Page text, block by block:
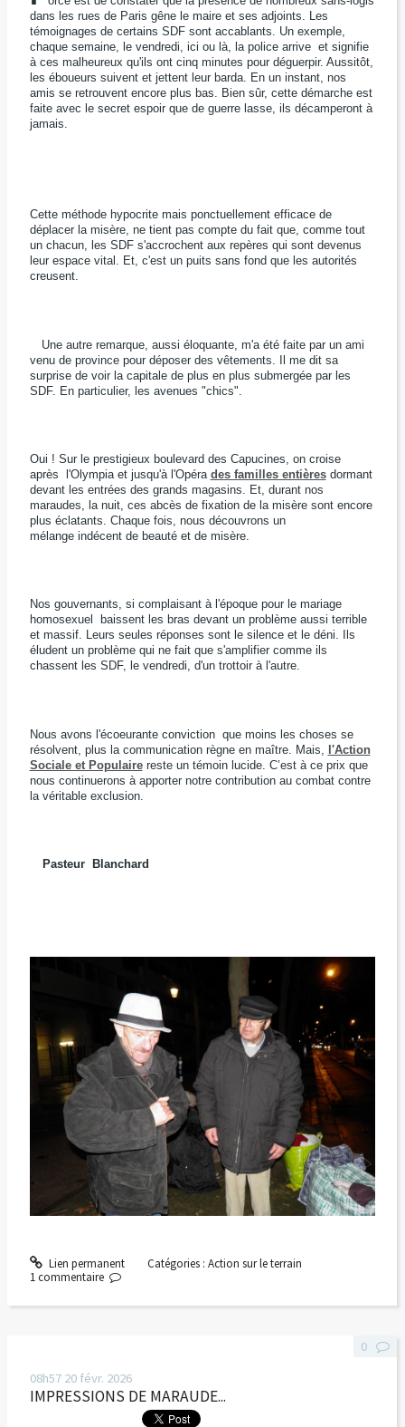
dans les rues de Paris gêne le maire et ses adjoints. Les
témoignages de certains SDF sont accablants. Un exemple,
chaque semaine, le vendredi, ici ou là, la police arrive et signifie
à ces malheureux qu'ils ont cinq minutes pour déguerpir. Aussitôt,
les éboueurs suivent et jettent leur barda. En un instant, nos
amis se retrouvent encore plus bas. Bien sûr, cette démarche est
faite avec le secret espoir que de guerre lasse, ils décamperont à
jamais.
Cette méthode hypocrite mais ponctuellement efficace de
déplacer la misère, ne tient pas compte du fait que, comme tout
un chacun, les SDF s'accrochent aux repères qui sont devenus
leur espace vital. Et, c'est un puits sans fond que les autorités
creusent.
Une autre remarque, aussi éloquante, m'a été faite par un ami
venu de province pour déposer des vêtements. Il me dit sa
surprise de voir la capitale de plus en plus submergée par les
SDF. En particulier, les avenues "chics".
Oui ! Sur le prestigieux boulevard des Capucines, on croise
après
l'Olympia et jusqu'à l'Opéra des familles entièresdormant
devant les entrées des grands magasins.
Et, durant nos
maraudes, la nuit, ces abcès de fixation de la misère sont encore
plus éclatants. Chaque fois , nous découvrons un
mélange indécent de beauté et de misère.
Nos gouvernants, si complaisant à l'époque pour le mariage
homosexuel baissent les bras devant un problème aussi terrible
et massif. Leurs seules réponses sont le silence et le déni. Ils
éludent un problème qui ne fait que s'amplifier comme ils
chassent les SDF, le vendredi, d'un trottoir à l'autre.
Nous avons l'écoeurante conviction que moins les choses se
résolvent, plus la communication règne en maître. Mais, l'Action
Sociale et Populairereste un témoin lucide. C’est à ce prix que
nous continuerons à apporter notre contribution au combat contre
la véritable exclusion.
Pasteur Blanchard
Lien permanent Catégories : Action sur le terrain
1 commentaire
08h57 20 févr. 2026
IMPRESSIONS DE MARAUDE...
0